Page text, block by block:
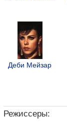
Деби Мейзар
Режиссеры: